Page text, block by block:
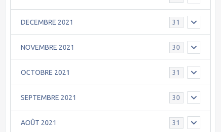
DECEMBRE 2021 31
NOVEMBRE 2021 30
OCTOBRE 2021 31
SEPTEMBRE 2021 30
AOÛT 2021 31